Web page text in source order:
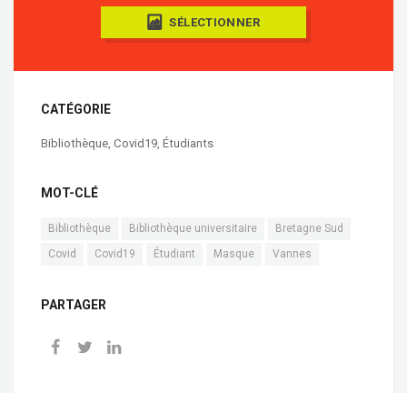
SÉLECTIONNER
CATÉGORIE
Bibliothèque Covid19 Étudiants
MOT-CLÉ
Bibliothèque Bibliothèque universitaire
Bretagne Sud
Covid
Covid19 Étudiant Masque Vannes
PARTAGER